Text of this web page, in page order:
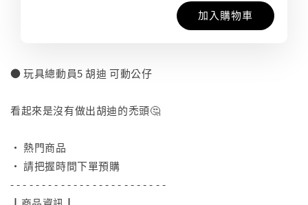
加入購物車
● 玩具總動員5 胡迪 可動公仔
看起來是沒有做出胡迪的禿頭🤔
• 熱門商品
• 請把握時間下單預購
- - - - - - - - - - - - - - - - - - - - - - - - -